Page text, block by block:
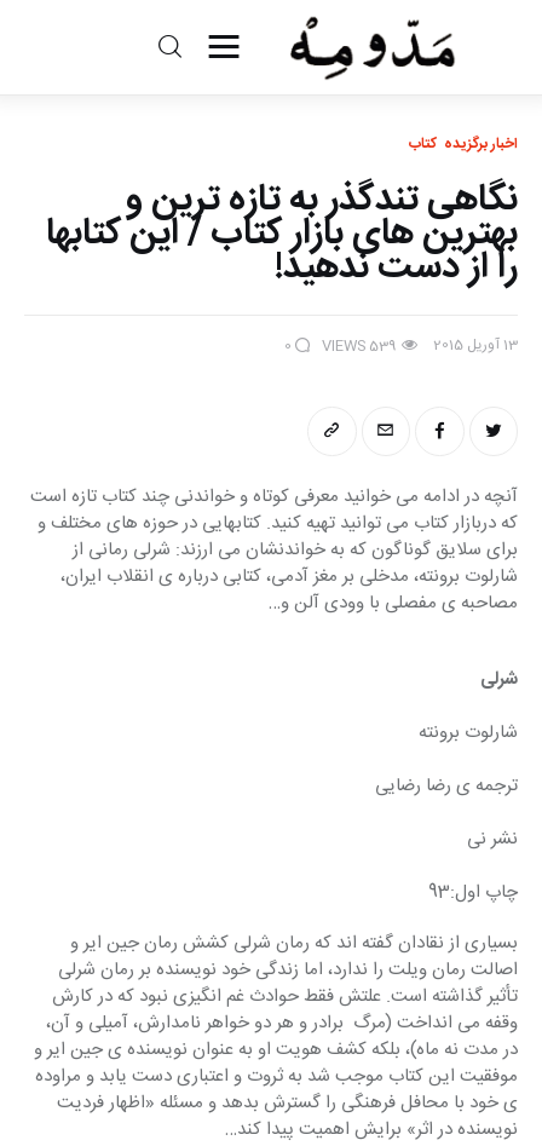
مد و مه
ادبیات
سینما
کتاب
از اقالیم دگر
اخبار برگزیده کتاب
نگاهی تندگذر به تازه ترین و
بهترین های بازار کتاب / این کتابها
را از دست ندهید!
13 آوریل 2015 539
VIEWS
0
آنچه در ادامه می خوانید معرفی کوتاه و خواندنی چند کتاب تازه است
که دربازار کتاب می توانید تهیه کنید. کتابهایی در حوزه های مختلف و
برای سلایق گوناگون که به خواندنشان می ارزند: شرلی رمانی از
شارلوت برونته، مدخلی بر مغز آدمی، کتابی درباره ی انقلاب ایران،
مصاحبه ی مفصلی با وودی آلن و…
شرلی
شارلوت برونته
ترجمه ی رضا رضایی
نشر نی
چاپ اول:93
بسیاری از نقادان گفته اند که رمان شرلی کشش رمان جین ایر و
اصالت رمان ویلت را ندارد، اما زندگی خود نویسنده بر رمان شرلی
تأثیر گذاشته است. علتش فقط حوادث غم انگیزی نبود که در کارش
وقفه می انداخت (مرگ  برادر و هر دو خواهر نامدارش، آمیلی و آن،
در مدت نه ماه)، بلکه کشف هویت او به عنوان نویسنده ی جین ایر و
موفقیت این کتاب موجب شد به ثروت و اعتباری دست یابد و مراوده
ی خود با محافل فرهنگی را گسترش بدهد و مسئله «اظهار فردیت
نویسنده در اثر» برایش اهمیت پیدا کند…